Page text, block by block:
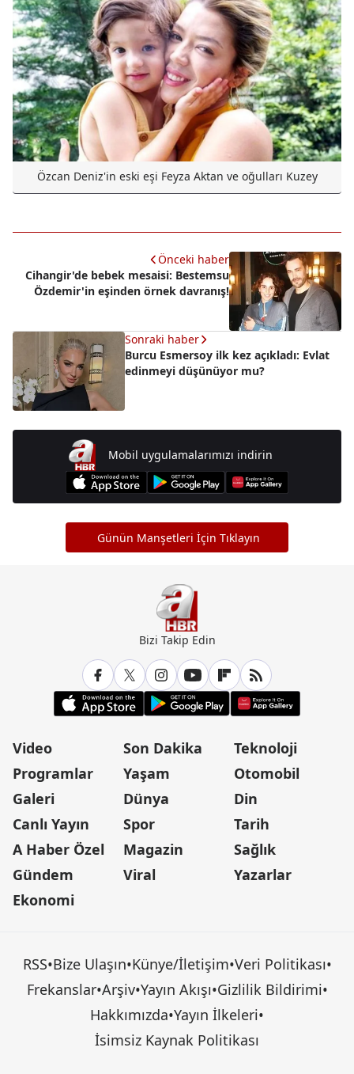
Özcan Deniz'in eski eşi Feyza Aktan ve oğulları Kuzey
Önceki haber
Cihangir'de bebek mesaisi: Bestemsu
Özdemir'in eşinden örnek davranış!
Sonraki haber
Burcu Esmersoy ilk kez açıkladı: Evlat
edinmeyi düşünüyor mu?
Mobil uygulamalarımızı indirin
Günün Manşetleri İçin Tıklayın
Bizi Takip Edin
Video
Programlar
Galeri
Canlı Yayın
A Haber Özel
Gündem
Ekonomi
Son Dakika
Yaşam
Dünya
Spor
Magazin
Viral
Teknoloji
Otomobil
Din
Tarih
Sağlık
Yazarlar
RSS•Bize Ulaşın•Künye/İletişim•Veri Politikası•
Frekanslar•Arşiv•Yayın Akışı•Gizlilik Bildirimi•
Hakkımızda•Yayın İlkeleri•
İsimsiz Kaynak Politikası